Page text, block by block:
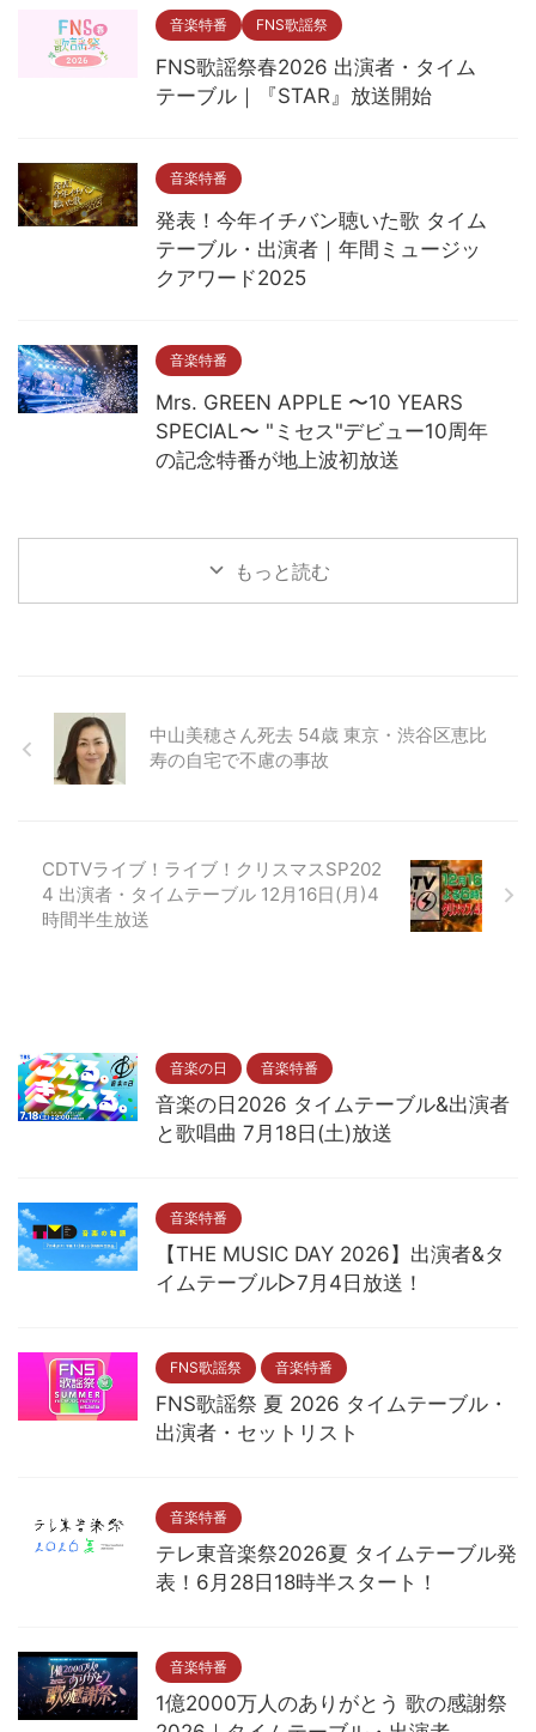
音楽特番 FNS歌謡祭
FNS歌謡祭春2026 出演者・タイム
テーブル｜『STAR』放送開始
音楽特番
発表！今年イチバン聴いた歌 タイム
テーブル・出演者｜年間ミュージッ
クアワード2025
音楽特番
Mrs. GREEN APPLE 〜10 YEARS
SPECIAL〜 "ミセス"デビュー10周年
の記念特番が地上波初放送
もっと読む
中山美穂さん死去 54歳 東京・渋谷区恵比
寿の自宅で不慮の事故
CDTVライブ！ライブ！クリスマスSP202
4 出演者・タイムテーブル 12月16日(月)4
時間半生放送
音楽の日 音楽特番
音楽の日2026 タイムテーブル&出演者
と歌唱曲 7月18日(土)放送
音楽特番
【THE MUSIC DAY 2026】出演者&タ
イムテーブル▷7月4日放送！
FNS歌謡祭 音楽特番
FNS歌謡祭 夏 2026 タイムテーブル・
出演者・セットリスト
音楽特番
テレ東音楽祭2026夏 タイムテーブル発
表！6月28日18時半スタート！
音楽特番
1億2000万人のありがとう 歌の感謝祭